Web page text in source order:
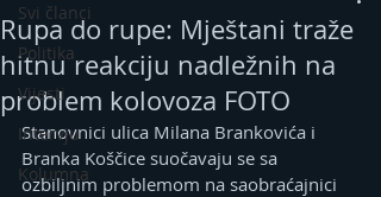
Svi članci
Politika
Vijesti
Intervju
Kolumna
Rupa do rupe: Mještani traže
hitnu reakciju nadležnih na
problem kolovoza FOTO
Stanovnici ulica Milana Brankovića i
Branka Koščice suočavaju se sa
ozbiljnim problemom na saobraćajnici